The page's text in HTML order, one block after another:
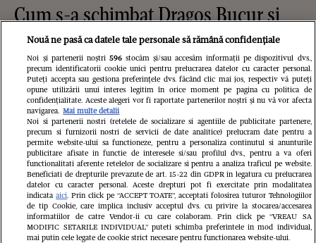
Cum s-a schimbat Dragoș Bucur și
de ce nu mai pune preț pe carieră și
bani: ”Este o păcăleală a societății de
după Revoluție, când am fost
convinși că bucuria și fericirea vin
din bani și succes profesional. Nu e
adevărat! ” / EXCLUSIV
Nouă ne pasă ca datele tale personale să rămână confidențiale
Noi și partenerii noștri 596stocăm și/sau accesăm informații pe dispozitivul dvs.,
precum identificatorii cookie unici pentru prelucrarea datelor cu caracter personal.
Puteți accepta sau gestiona preferințele dvs. făcând clic mai jos, respectiv vă puteți
opune utilizării unui interes legitim în orice moment pe pagina cu politica de
confidențialitate. Aceste alegeri vor fi raportate partenerilor noștri și nu vă vor afecta
navigarea. Mai multe detalii
Noi si partenerii nostri (retelele de socializare si agentiile de publicitate partenere,
precum si furnizorii nostri de servicii de date analitice) prelucram date pentru a
permite website-ului sa functioneze, pentru a personaliza continutul si anunturile
publicitare afisate in functie de interesele si/sau profilul dvs., pentru a va oferi
functionalitati aferente retelelor de socializare si pentru a analiza traficul pe website.
Beneficiati de drepturile prevazute de art. 15-22 din GDPR in legatura cu prelucrarea
datelor cu caracter personal. Aceste drepturi pot fi exercitate prin modalitatea
indicataaici. Prin click pe “ACCEPT TOATE”, acceptati folosirea tuturor Tehnologiilor
de tip Cookie, care implica inclusiv acceptul dvs. cu privire la stocarea/accesarea
informatiilor de catre Vendor-ii cu care colaboram. Prin click pe “VREAU SA
MODIFIC SETARILE INDIVIDUAL” puteti schimba preferintele in mod individual,
mai putin cele legate de cookie strict necesare pentru functionarea website-ului.